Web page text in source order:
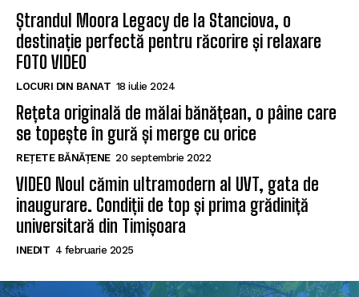
Ștrandul Moora Legacy de la Stanciova, o
destinație perfectă pentru răcorire și relaxare
FOTO VIDEO
LOCURI DIN BANAT 18 iulie 2024
Rețeta originală de mălai bănățean, o pâine care
se topește în gură și merge cu orice
REȚETE BĂNĂȚENE 20 septembrie 2022
VIDEO Noul cămin ultramodern al UVT, gata de
inaugurare. Condiții de top și prima grădiniță
universitară din Timișoara
INEDIT 4 februarie 2025